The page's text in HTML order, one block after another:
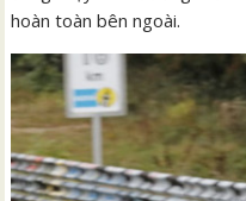
hoàn toàn bên ngoài.